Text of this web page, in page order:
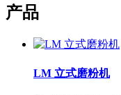
产品
LM 立式磨粉机